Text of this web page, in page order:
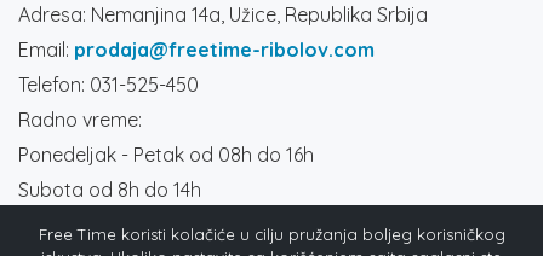
Adresa: Nemanjina 14a, Užice, Republika Srbija
Email: prodaja@freetime-ribolov.com
Telefon: 031-525-450
Radno vreme:
Ponedeljak - Petak od 08h do 16h
Subota od 8h do 14h
Društvene mreže
Free Time koristi kolačiće u cilju pružanja boljeg korisničkog